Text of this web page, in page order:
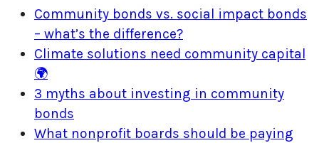
Community bonds vs. social impact bonds
– what’s the difference?
Climate solutions need community capital
🌍
3 myths about investing in community
bonds
What nonprofit boards should be paying